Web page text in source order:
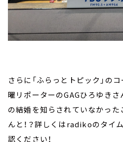
さらに「ふらっとトピック」の
曜リポーターのGAGひろゆきさ
の結婚を知らされていなかった
んと！？詳しくはradikoのタ
認ください！